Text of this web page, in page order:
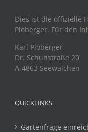
Dies ist die offizielle
Ploberger. Für den
Karl Ploberger
Dr. Schuhstraße 20
A-4863 Seewalchen
QUICKLINKS
Gartenfrage